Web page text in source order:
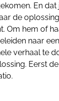
En dat
de
Om hem of
naar
verhaal te
Eerst